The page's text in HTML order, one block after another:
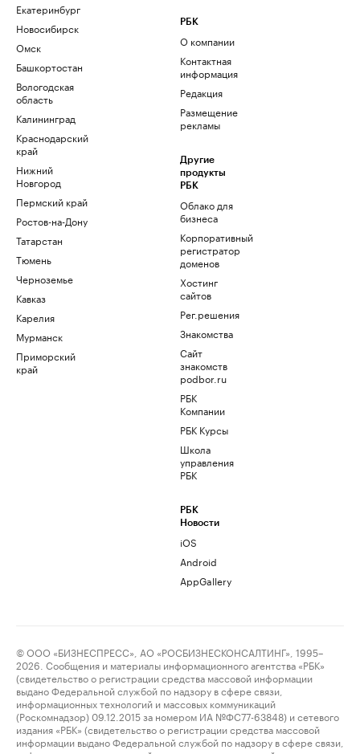
Екатеринбург
Новосибирск
Омск
Башкортостан
Вологодская
область
Калининград
Краснодарский
край
Нижний
Новгород
Пермский край
Ростов-на-Дону
Татарстан
Тюмень
Черноземье
Кавказ
Карелия
Мурманск
Приморский
край
РБК
О компании
Контактная
информация
Редакция
Размещение
рекламы
Другие
продукты
РБК
Облако для
бизнеса
Корпоративный
регистратор
доменов
Хостинг
сайтов
Рег.решения
Знакомства
Сайт
знакомств
podbor.ru
РБК
Компании
РБК Курсы
Школа
управления
РБК
РБК
Новости
iOS
Android
AppGallery
© ООО «БИЗНЕСПРЕСС», АО «РОСБИЗНЕСКОНСАЛТИНГ», 1995–
2026. Сообщения и материалы информационного агентства «РБК»
(свидетельство о регистрации средства массовой информации
выдано Федеральной службой по надзору в сфере связи,
информационных технологий и массовых коммуникаций
(Роскомнадзор) 09.12.2015 за номером ИА №ФС77-63848) и сетевого
издания «РБК» (свидетельство о регистрации средства массовой
информации выдано Федеральной службой по надзору в сфере связи,